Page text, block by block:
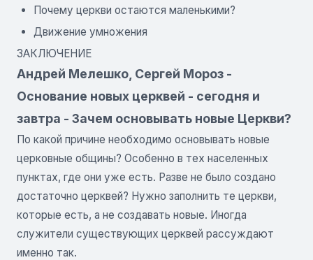
Почему церкви остаются маленькими?
Движение умножения
ЗАКЛЮЧЕНИЕ
Андрей Мелешко, Сергей Мороз -
Основание новых церквей - сегодня и
завтра - Зачем основывать новые Церкви?
По какой причине необходимо основывать новые
церковные общины? Особенно в тех населенных
пунктах, где они уже есть. Разве не было создано
достаточно церквей? Нужно заполнить те церкви,
которые есть, а не создавать новые. Иногда
служители существующих церквей рассуждают
именно так.